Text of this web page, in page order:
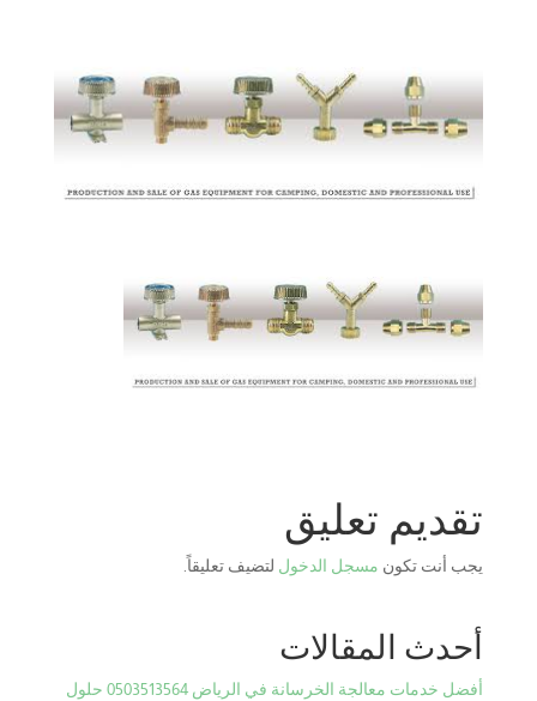
تقديم تعليق
يجب أنت تكون مسجل الدخول لتضيف تعليقاً.
أحدث المقالات
أفضل خدمات معالجة الخرسانة في الرياض 0503513564 حلول